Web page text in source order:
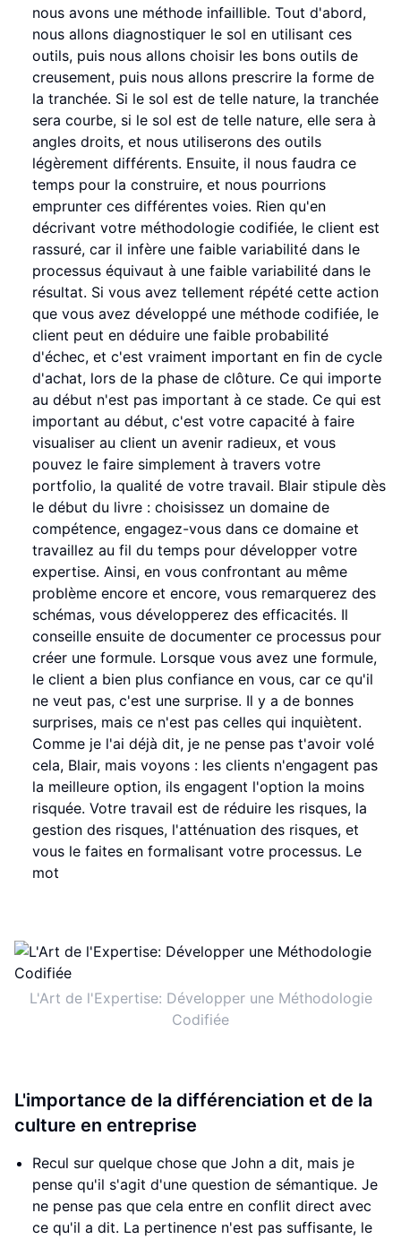
nous avons une méthode infaillible. Tout d'abord,
nous allons diagnostiquer le sol en utilisant ces
outils, puis nous allons choisir les bons outils de
creusement, puis nous allons prescrire la forme de
la tranchée. Si le sol est de telle nature, la tranchée
sera courbe, si le sol est de telle nature, elle sera à
angles droits, et nous utiliserons des outils
légèrement différents. Ensuite, il nous faudra ce
temps pour la construire, et nous pourrions
emprunter ces différentes voies. Rien qu'en
décrivant votre méthodologie codifiée, le client est
rassuré, car il infère une faible variabilité dans le
processus équivaut à une faible variabilité dans le
résultat. Si vous avez tellement répété cette action
que vous avez développé une méthode codifiée, le
client peut en déduire une faible probabilité
d'échec, et c'est vraiment important en fin de cycle
d'achat, lors de la phase de clôture. Ce qui importe
au début n'est pas important à ce stade. Ce qui est
important au début, c'est votre capacité à faire
visualiser au client un avenir radieux, et vous
pouvez le faire simplement à travers votre
portfolio, la qualité de votre travail. Blair stipule dès
le début du livre : choisissez un domaine de
compétence, engagez-vous dans ce domaine et
travaillez au fil du temps pour développer votre
expertise. Ainsi, en vous confrontant au même
problème encore et encore, vous remarquerez des
schémas, vous développerez des efficacités. Il
conseille ensuite de documenter ce processus pour
créer une formule. Lorsque vous avez une formule,
le client a bien plus confiance en vous, car ce qu'il
ne veut pas, c'est une surprise. Il y a de bonnes
surprises, mais ce n'est pas celles qui inquiètent.
Comme je l'ai déjà dit, je ne pense pas t'avoir volé
cela, Blair, mais voyons : les clients n'engagent pas
la meilleure option, ils engagent l'option la moins
risquée. Votre travail est de réduire les risques, la
gestion des risques, l'atténuation des risques, et
vous le faites en formalisant votre processus. Le
mot
L'Art de l'Expertise: Développer une Méthodologie
Codifiée
L'importance de la différenciation et de la
culture en entreprise
Recul sur quelque chose que John a dit, mais je
pense qu'il s'agit d'une question de sémantique. Je
ne pense pas que cela entre en conflit direct avec
ce qu'il a dit. La pertinence n'est pas suffisante, le